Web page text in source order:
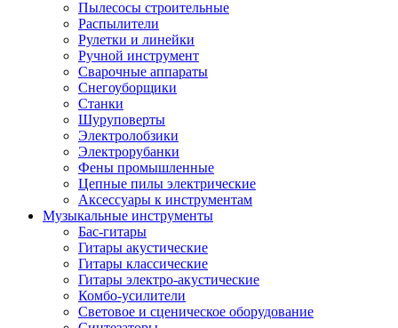
Пылесосы строительные
Распылители
Рулетки и линейки
Ручной инструмент
Сварочные аппараты
Снегоуборщики
Станки
Шуруповерты
Электролобзики
Электрорубанки
Фены промышленные
Цепные пилы электрические
Аксессуары к инструментам
Музыкальные инструменты
Бас-гитары
Гитары акустические
Гитары классические
Гитары электро-акустические
Комбо-усилители
Световое и сценическое оборудование